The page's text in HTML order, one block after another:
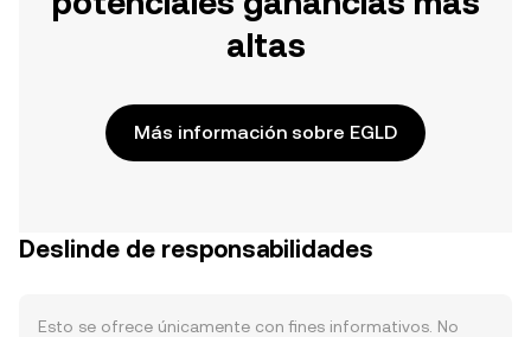
altas
Más información sobre EGLD
Deslinde de responsabilidades
Esto se ofrece únicamente con fines informativos. No